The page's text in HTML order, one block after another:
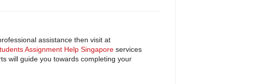
assistance then visit at
Assignment Help Singapore services
will guide you towards completing your